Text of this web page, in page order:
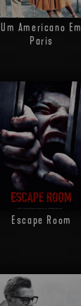
Um Americano Em
Paris
Escape Room